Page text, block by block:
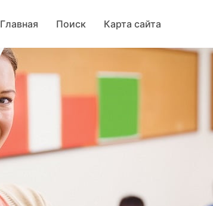
Главная Поиск Карта сайта